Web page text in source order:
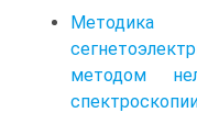
методом